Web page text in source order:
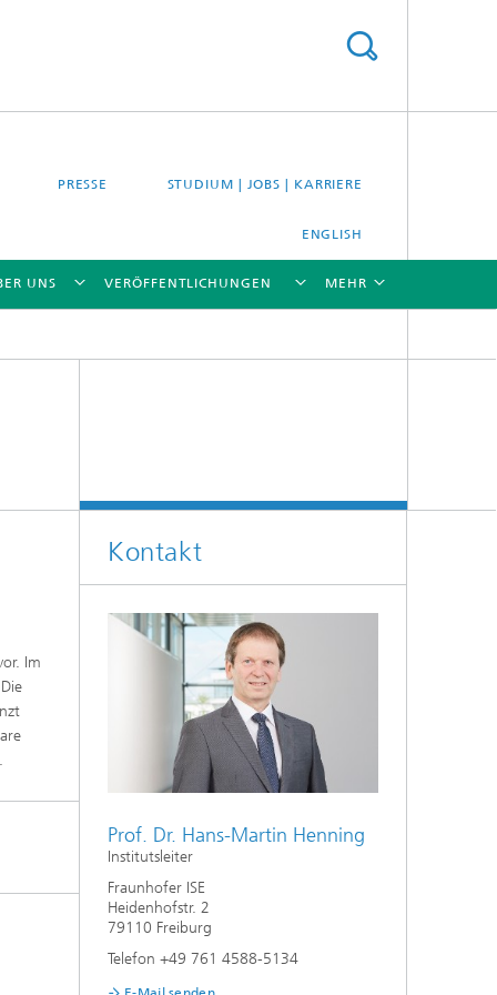
PRESSE STUDIUM | JOBS | KARRIERE
ENGLISH
Digitaler Netzanschluss
Netzplanung und Netzbetrieb
Integrierte Energieinfrastrukturen:
Energiedaten und Monitoring
Flexibilitätsmanagement von
Energieanlagen
Energiekonzepte für die Industrie
Vor-Ort-Systeme
Elektromobilität
UNS VERÖFFENTLICHUNGEN MEHR
Im
Kontakt
Prof. Dr. Hans-Martin Henning
Institutsleiter
Fraunhofer ISE
Heidenhofstr. 2
79110 Freiburg
Telefon +49 761 4588-5134